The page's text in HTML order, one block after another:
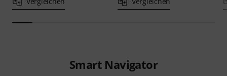
Smart Navigator